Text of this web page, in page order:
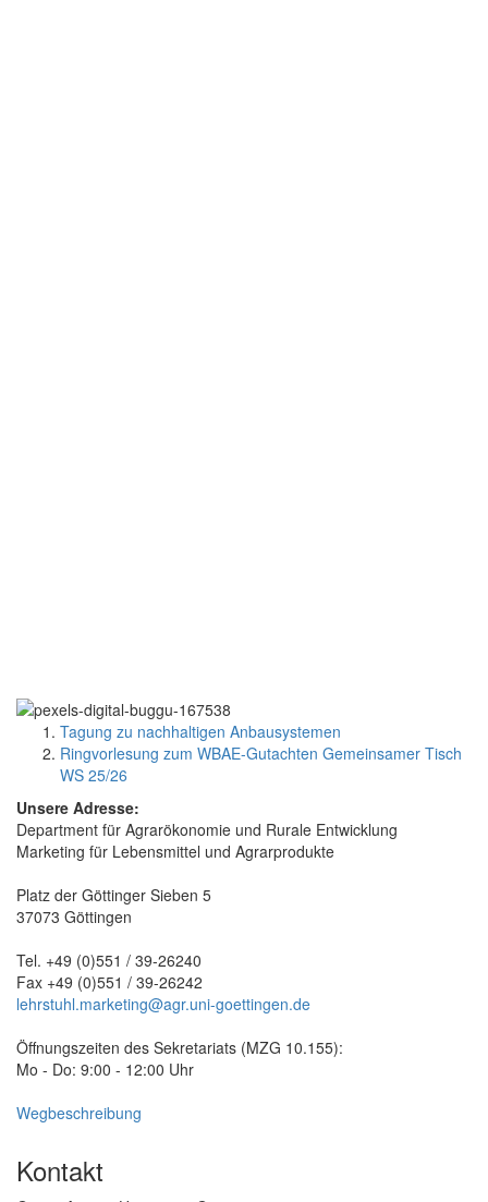
Tagung zu nachhaltigen Anbausystemen
Ringvorlesung zum WBAE-Gutachten Gemeinsamer Tisch
WS 25/26
Unsere Adresse:
Department für Agrarökonomie und Rurale Entwicklung
Marketing für Lebensmittel und Agrarprodukte
Platz der Göttinger Sieben 5
37073 Göttingen
Tel. +49 (0)551 / 39-26240
Fax +49 (0)551 / 39-26242
lehrstuhl.marketing@agr.uni-goettingen.de
Öffnungszeiten des Sekretariats (MZG 10.155):
Mo - Do: 9:00 - 12:00 Uhr
Wegbeschreibung
Kontakt